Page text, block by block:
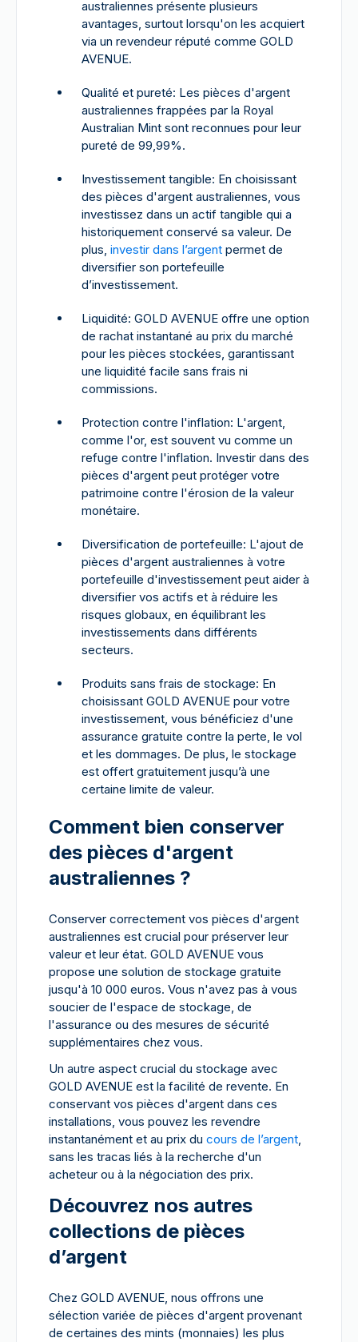
australiennes présente plusieurs
avantages, surtout lorsqu'on les acquiert
via un revendeur réputé comme GOLD
AVENUE.
Qualité et pureté: Les pièces d'argent
australiennes frappées par la Royal
Australian Mint sont reconnues pour leur
pureté de 99,99%.
Investissement tangible: En choisissant
des pièces d'argent australiennes, vous
investissez dans un actif tangible qui a
historiquement conservé sa valeur. De
plus, investir dans l’argent permet de
diversifier son portefeuille
d’investissement.
Liquidité: GOLD AVENUE offre une option
de rachat instantané au prix du marché
pour les pièces stockées, garantissant
une liquidité facile sans frais ni
commissions.
Protection contre l'inflation: L'argent,
comme l'or, est souvent vu comme un
refuge contre l'inflation. Investir dans des
pièces d'argent peut protéger votre
patrimoine contre l'érosion de la valeur
monétaire.
Diversification de portefeuille: L'ajout de
pièces d'argent australiennes à votre
portefeuille d'investissement peut aider à
diversifier vos actifs et à réduire les
risques globaux, en équilibrant les
investissements dans différents
secteurs.
Produits sans frais de stockage: En
choisissant GOLD AVENUE pour votre
investissement, vous bénéficiez d'une
assurance gratuite contre la perte, le vol
et les dommages. De plus, le stockage
est offert gratuitement jusqu’à une
certaine limite de valeur.
Comment bien conserver
des pièces d'argent
australiennes ?
Conserver correctement vos pièces d'argent
australiennes est crucial pour préserver leur
valeur et leur état. GOLD AVENUE vous
propose une solution de stockage gratuite
jusqu'à 10 000 euros. Vous n'avez pas à vous
soucier de l'espace de stockage, de
l'assurance ou des mesures de sécurité
supplémentaires chez vous.
Un autre aspect crucial du stockage avec
GOLD AVENUE est la facilité de revente. En
conservant vos pièces d'argent dans ces
installations, vous pouvez les revendre
instantanément et au prix du cours de l’argent,
sans les tracas liés à la recherche d'un
acheteur ou à la négociation des prix.
Découvrez nos autres
collections de pièces
d’argent
Chez GOLD AVENUE, nous offrons une
sélection variée de pièces d'argent provenant
de certaines des mints (monnaies) les plus